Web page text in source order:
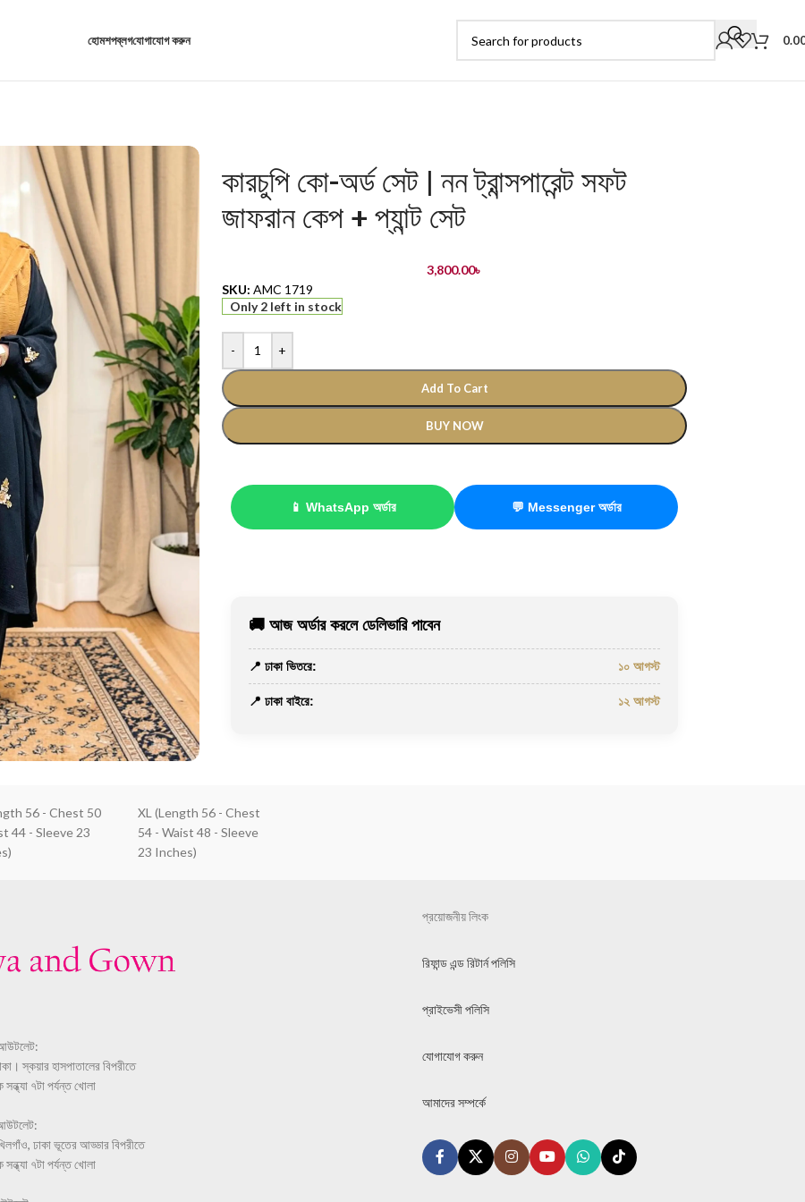
হোমশপব্লগযোগাযোগ করুন
কারচুপি কো-অর্ড সেট | নন ট্রান্সপারেন্ট সফট
জাফরান কেপ + প্যান্ট সেট
3,800.00৳
SKU: AMC 1719
Only 2 left in stock
- +
Add To Cart
BUY NOW
📱 WhatsApp অর্ডার 💬 Messenger অর্ডার
🚚 আজ অর্ডার করলে ডেলিভারি পাবেন
📍 ঢাকা ভিতরে: ১০ আগস্ট
📍 ঢাকা বাইরে: ১২ আগস্ট
56 - Chest 50
44 - Sleeve 23
XL (Length 56 - Chest
54 - Waist 48 - Sleeve
23 Inches)
স্কয়ার হাসপাতালের বিপরীতে
৭টা পর্যন্ত খোলা
ঢাকা ভূতের আড্ডার বিপরীতে
৭টা পর্যন্ত খোলা
প্রয়োজনীয় লিংক
রিফান্ড এন্ড রিটার্ন পলিসি
প্রাইভেসী পলিসি
যোগাযোগ করুন
আমাদের সম্পর্কে